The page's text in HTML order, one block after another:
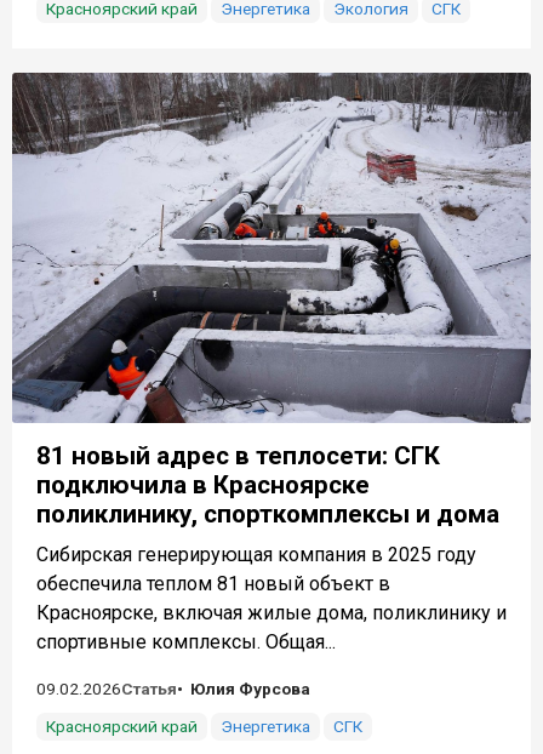
Красноярский край
Энергетика Экология СГК
81 новый адрес в теплосети: СГК
подключила в Красноярске
поликлинику, спорткомплексы и дома
Сибирская генерирующая компания в 2025 году
обеспечила теплом 81 новый объект в
Красноярске, включая жилые дома, поликлинику и
спортивные комплексы. Общая...
09.02.2026Статья
Юлия Фурсова
Красноярский край
Энергетика СГК